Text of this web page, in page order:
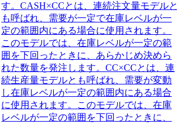
す。CASH×CCとは、連続注文量モデルと
も呼ばれ、需要が一定で在庫レベルが一
定の範囲内にある場合に使用されます。
このモデルでは、在庫レベルが一定の範
囲を下回ったときに、あらかじめ決めら
れた数量を発注します。CC×CCとは、連
続生産量モデルとも呼ばれ、需要が変動
し在庫レベルが一定の範囲内にある場合
に使用されます。このモデルでは、在庫
レベルが一定の範囲を下回ったときに、